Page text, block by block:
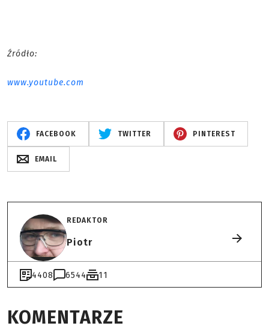
Źródło:
www.youtube.com
FACEBOOK TWITTER PINTEREST
EMAIL
REDAKTOR
Piotr
4408 6544 11
KOMENTARZE